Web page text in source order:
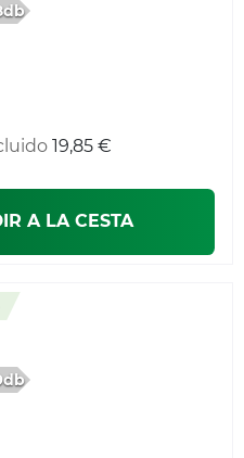
19,85 €
A LA CESTA